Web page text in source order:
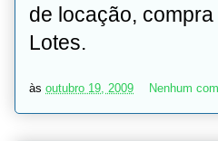
de locação,
Lotes.
às outubro 19, 2009 Nenhum